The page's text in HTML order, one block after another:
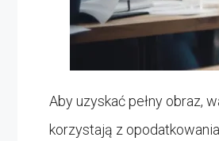
Aby uzyskać pełny obraz,
korzystają z opodatkowania